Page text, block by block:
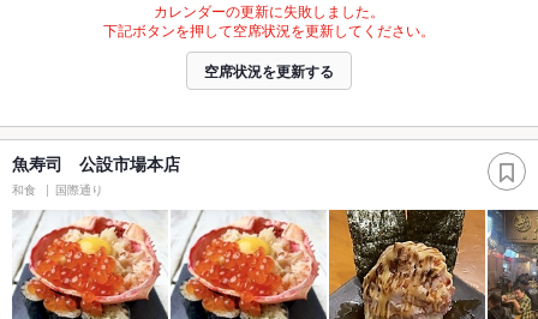
カレンダーの更新に失敗しました。
下記ボタンを押して空席状況を更新してください。
空席状況を更新する
魚寿司 公設市場本店
和食 国際通り